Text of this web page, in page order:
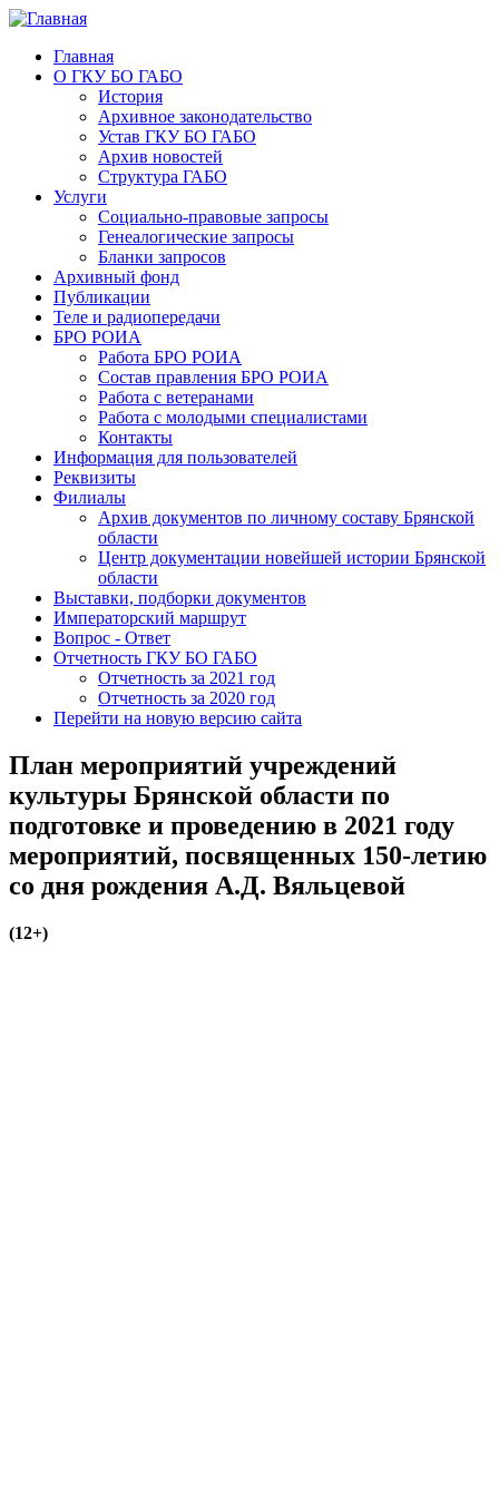
Главная
О ГКУ БО ГАБО
История
Архивное законодательство
Устав ГКУ БО ГАБО
Архив новостей
Структура ГАБО
Услуги
Социально-правовые запросы
Генеалогические запросы
Бланки запросов
Архивный фонд
Публикации
Теле и радиопередачи
БРО РОИА
Работа БРО РОИА
Состав правления БРО РОИА
Работа с ветеранами
Работа с молодыми специалистами
Контакты
Информация для пользователей
Реквизиты
Филиалы
Архив документов по личному составу Брянской
области
Центр документации новейшей истории Брянской
области
Выставки, подборки документов
Императорский маршрут
Вопрос - Ответ
Отчетность ГКУ БО ГАБО
Отчетность за 2021 год
Отчетность за 2020 год
Перейти на новую версию сайта
План мероприятий учреждений
культуры Брянской области по
подготовке и проведению в 2021 году
мероприятий, посвященных 150-летию
со дня рождения А.Д. Вяльцевой
(12+)